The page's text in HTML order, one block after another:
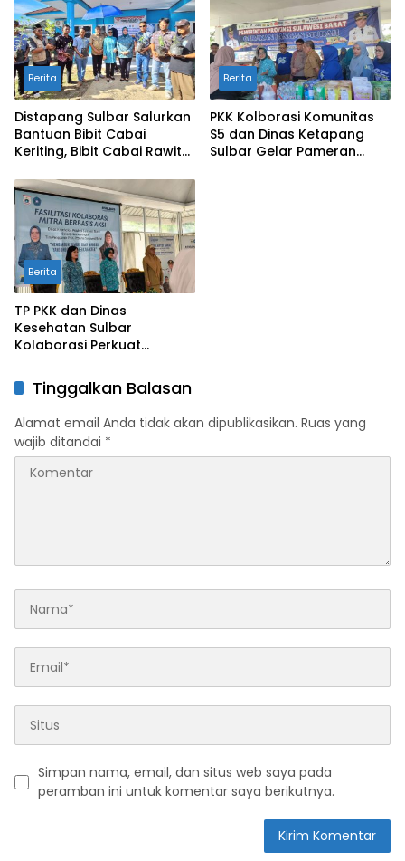
Berita
Distapang Sulbar Salurkan
Bantuan Bibit Cabai
Keriting, Bibit Cabai Rawit
Kelurahan Kabupaten
Mamuju
Berita
PKK Kolborasi Komunitas
S5 dan Dinas Ketapang
Sulbar Gelar Pameran
Berita
TP PKK dan Dinas
Kesehatan Sulbar
Kolaborasi Perkuat
Tinggalkan Balasan
Alamat email Anda tidak akan dipublikasikan. Ruas yang
wajib ditandai *
Simpan nama, email, dan situs web saya pada
peramban ini untuk komentar saya berikutnya.